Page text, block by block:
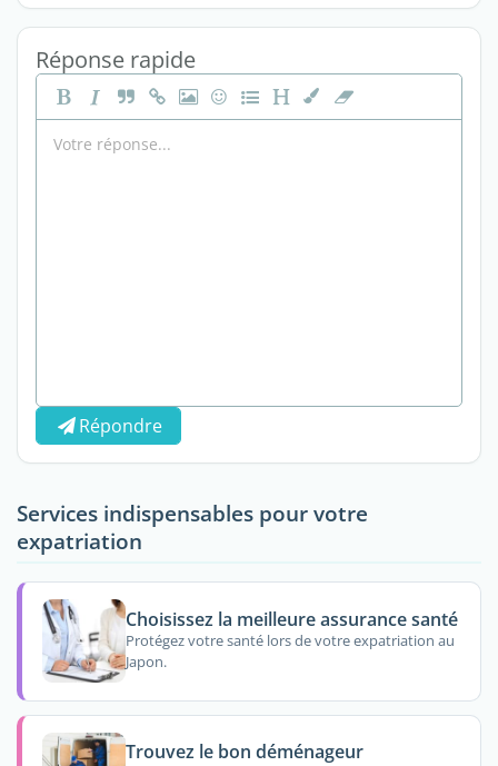
Réponse rapide
Répondre
Services indispensables pour votre
expatriation
Choisissez la meilleure assurance santé
Protégez votre santé lors de votre expatriation au
Japon.
Trouvez le bon déménageur